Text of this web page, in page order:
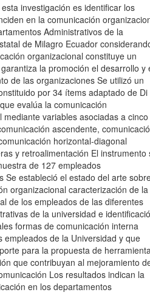
investigación es identificar los
en la comunicación
Administrativos de la
de Milagro Ecuador
organizacional constituye un
la promoción el desarrollo y
de las organizaciones Se utilizó un
por 34 ítems adaptado de Di
evalúa la comunicación
mediante variables asociadas a cinco
ascendente,
horizontal-diagonal
y retroalimentación El instrumento
de 127 empleados
Se estableció el estado del arte
organizacional caracterización de la
de los empleados de las diferentes
de la universidad e
formas de comunicación interna
empleados de la Universidad y que
para la propuesta de
que contribuyan al mejoramiento
Los resultados indican la
en los departamentos